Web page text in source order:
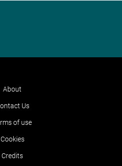
About
Us
of use
Cookies
Credits